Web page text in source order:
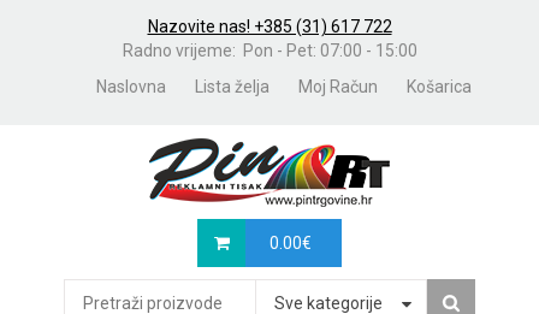
Nazovite nas! +385 (31) 617 722
Radno vrijeme: Pon - Pet: 07:00 - 15:00
Naslovna
Lista želja Moj Račun Košarica
0.00€
Sve kategorije